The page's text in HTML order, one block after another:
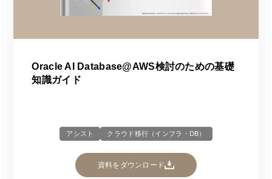
Oracle AI Database@AWS検討のための基礎
知識ガイド
アシスト クラウド移行（インフラ・DB）
資料をダウンロード